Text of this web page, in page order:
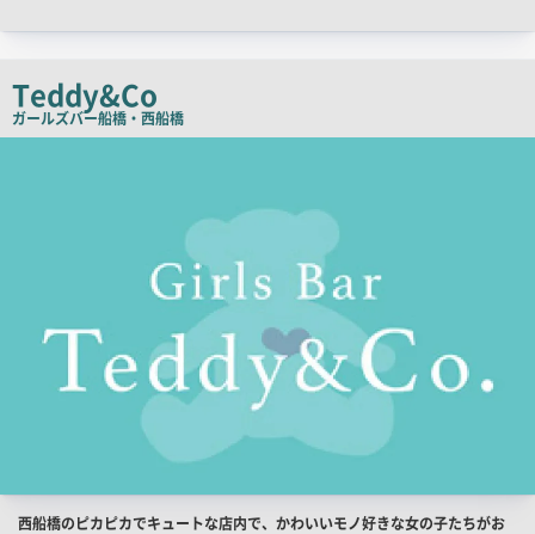
ピ
ー
Teddy&Co
ガールズバー船橋・西船橋
店
店
西船橋のピカピカでキュートな店内で、かわいいモノ好きな女の子たちがお